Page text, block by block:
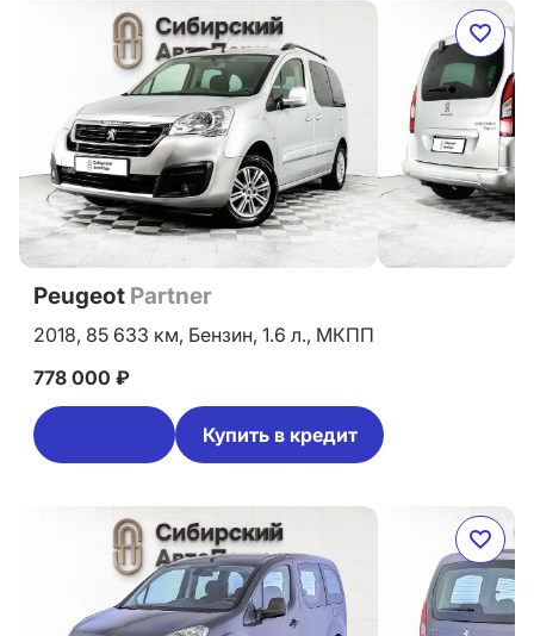
Peugeot Partner
2018, 85 633 км, Бензин, 1.6 л., МКПП
778 000 ₽
Купить в кредит